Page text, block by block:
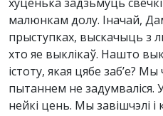
малюнкам долу. Іначай,
прыступках, выскачыць з
хто яе выклікаў. Нашто
істоту, якая цябе заб’е?
пытаннем не задумваліся.
нейкі цень. Мы завішчэлі і